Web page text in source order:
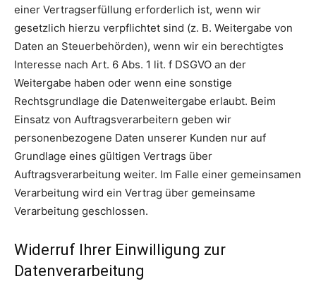
einer Vertragserfüllung erforderlich ist, wenn wir
gesetzlich hierzu verpflichtet sind (z. B. Weitergabe von
Daten an Steuerbehörden), wenn wir ein berechtigtes
Interesse nach Art. 6 Abs. 1 lit. f DSGVO an der
Weitergabe haben oder wenn eine sonstige
Rechtsgrundlage die Datenweitergabe erlaubt. Beim
Einsatz von Auftragsverarbeitern geben wir
personenbezogene Daten unserer Kunden nur auf
Grundlage eines gültigen Vertrags über
Auftragsverarbeitung weiter. Im Falle einer gemeinsamen
Verarbeitung wird ein Vertrag über gemeinsame
Verarbeitung geschlossen.
Widerruf Ihrer Einwilligung zur
Datenverarbeitung